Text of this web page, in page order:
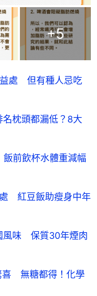
+5
益處 但有種人忌吃
名枕頭都漏低？8大
前飲杯水體重減幅
紅豆飯助瘦身中年
風味 保質30年煙肉
喜 無糖都得！化學